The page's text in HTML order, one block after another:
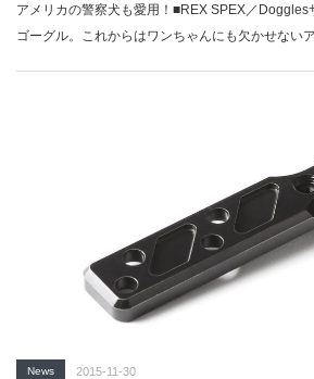
アメリカの警察犬も愛用！■REX SPEX／Doggles
ゴーグル。これからはワンちゃんにも欠かせない
News 2015-11-30